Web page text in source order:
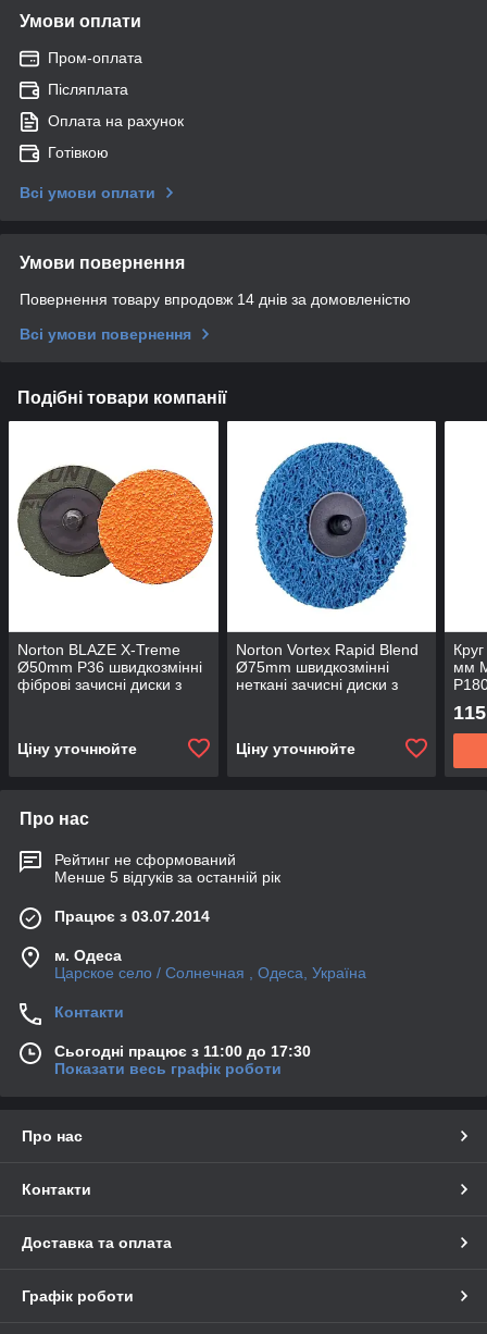
Умови оплати
Пром-оплата
Післяплата
Оплата на рахунок
Готівкою
Всі умови оплати
Умови повернення
Повернення товару впродовж 14 днів за домовленістю
Всі умови повернення
Подібні товари компанії
Norton BLAZE X-Treme
Ø50mm P36 швидкозмінні
фіброві зачисні диски з
Ціну уточнюйте
Norton Vortex Rapid Blend
Ø75mm швидкозмінні
неткані зачисні диски з
Ціну уточнюйте
мм
115
Про нас
Рейтинг не сформований
Менше 5 відгуків за останній рік
Працює з 03.07.2014
м. Одеса
Царское село / Солнечная , Одеса, Україна
Контакти
Сьогодні працює з 11:00 до 17:30
Показати весь графік роботи
Про нас
Контакти
Доставка та оплата
Графік роботи